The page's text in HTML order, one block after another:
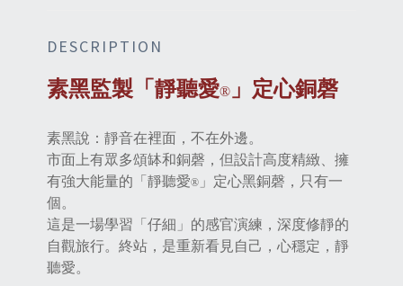
DESCRIPTION
素黑監製「靜聽愛® 」定心銅磬
素黑說：靜音在裡面，不在外邊。
市面上有眾多頌缽和銅磬，但設計高度精緻、擁
有強大能量的「靜聽愛® 」定心黑銅磬，只有一
個。
這是一場學習「仔細」的感官演練，深度修靜的
自觀旅行。終站，是重新看見自己，心穩定，靜
聽愛。